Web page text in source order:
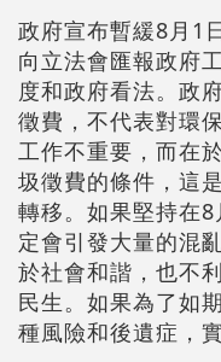
政府宣布暫緩8月1
向立法會匯報政府
度和政府看法。政
徵費，不代表對環
工作不重要，而在
圾徵費的條件，這
轉移。如果堅持在
定會引發大量的混
於社會和諧，也不
民生。如果為了如
種風險和後遺症，